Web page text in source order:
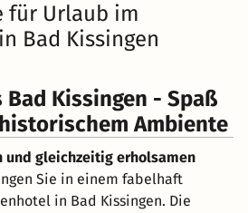
für Urlaub im
Bad Kissingen
Kissingen - Spaß
Ambiente
und gleichzeitig erholsamen
Sie in einem fabelhaft
in Bad Kissingen. Die